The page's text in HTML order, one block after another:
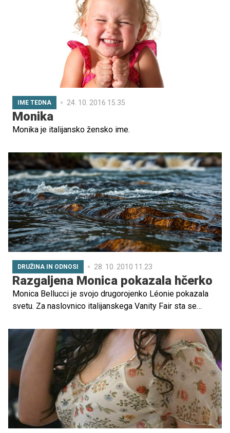
IME TEDNA 24. 10. 2016 15.35
Monika
Monika je italijansko žensko ime.
DRUŽINA IN ODNOSI 28. 10. 2010 11.23
Razgaljena Monica pokazala hčerko
Monica Bellucci je svojo drugorojenko Léonie pokazala
svetu. Za naslovnico italijanskega Vanity Fair sta se